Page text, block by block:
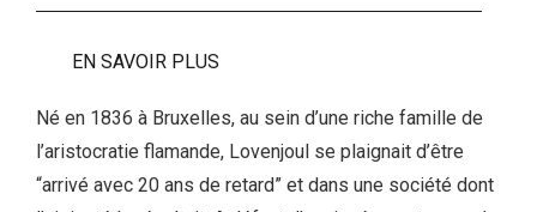
EN SAVOIR PLUS
Né en 1836 à Bruxelles, au sein d’une riche famille de
l’aristocratie flamande, Lovenjoul se plaignait d’être
“arrivé avec 20 ans de retard” et dans une société dont